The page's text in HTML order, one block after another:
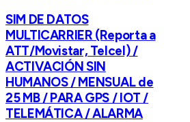
SIM DE DATOS
MULTICARRIER (Reporta a
ATT/Movistar, Telcel) /
ACTIVACIÓN SIN
HUMANOS / MENSUAL de
25 MB / PARA GPS / IOT /
TELEMÁTICA / ALARMA